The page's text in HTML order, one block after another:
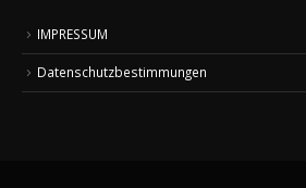
IMPRESSUM
Datenschutzbestimmungen